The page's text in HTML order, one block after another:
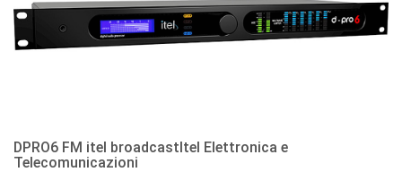
DPRO6 FM itel broadcastItel Elettronica e
Telecomunicazioni